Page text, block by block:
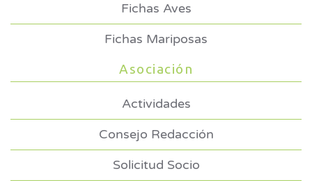
Fichas Aves
Fichas Mariposas
Asociación
Actividades
Consejo Redacción
Solicitud Socio